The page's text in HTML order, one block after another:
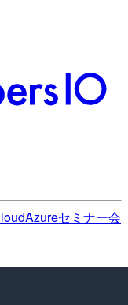
Azureセミナー会